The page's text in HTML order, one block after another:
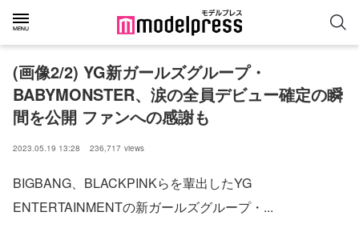
(画像2/2) YG新ガールズグループ・
BABYMONSTER、涙の全員デビュー確定の瞬
間を公開 ファンへの感謝も
2023.05.19 13:28 236,717 views
BIGBANG、BLACKPINKらを輩出したYG
ENTERTAINMENTの新ガールズグループ・...